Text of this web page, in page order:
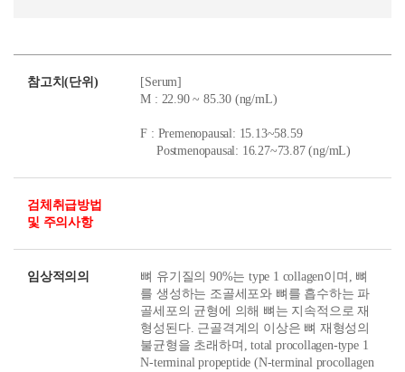
참고치(단위)
[Serum]
M : 22.90 ~ 85.30 (ng/mL)
F : Premenopausal: 15.13~58.59
Postmenopausal: 16.27~73.87 (ng/mL)
검체취급방법
및 주의사항
임상적의의
뼈 유기질의 90%는 type 1 collagen이며, 뼈
를 생성하는 조골세포와 뼈를 흡수하는 파
골세포의 균형에 의해 뼈는 지속적으로 재
형성된다. 근골격계의 이상은 뼈 재형성의
불균형을 초래하며, total procollagen-type 1
N-terminal propeptide (N-terminal procollagen